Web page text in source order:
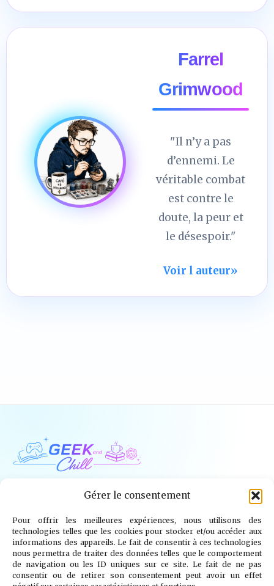
Gérer le consentement
Pour offrir les meilleures expériences, nous utilisons des
technologies telles que les cookies pour stocker et/ou accéder aux
informations des appareils. Le fait de consentir à ces technologies
nous permettra de traiter des données telles que le comportement
de navigation ou les ID uniques sur ce site. Le fait de ne pas
consentir ou de retirer son consentement peut avoir un effet
Farrel
Grimwood
"Il n’y a pas
d’ennemi. Le
véritable combat
est contre le
doute, la peur et
le désespoir."
Voir l auteur»
Jeux Vidéo Tech Tabletop Livres
Mangas / BD TV Goodies Kids
Wargames